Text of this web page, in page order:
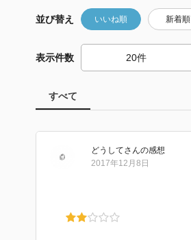
並び替え いいね順 新着順
表示件数
すべて
どうしてさんの感想
2017年12月8日